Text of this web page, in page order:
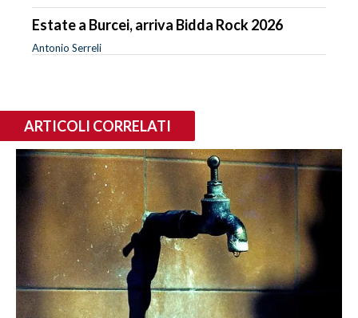
Estate a Burcei, arriva Bidda Rock 2026
Antonio Serreli
ARTICOLI CORRELATI